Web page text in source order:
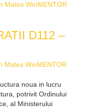
Mates WinMENTOR
D112 –
Mates WinMENTOR
noua in lucru
potrivit Ordinului
al Ministerului